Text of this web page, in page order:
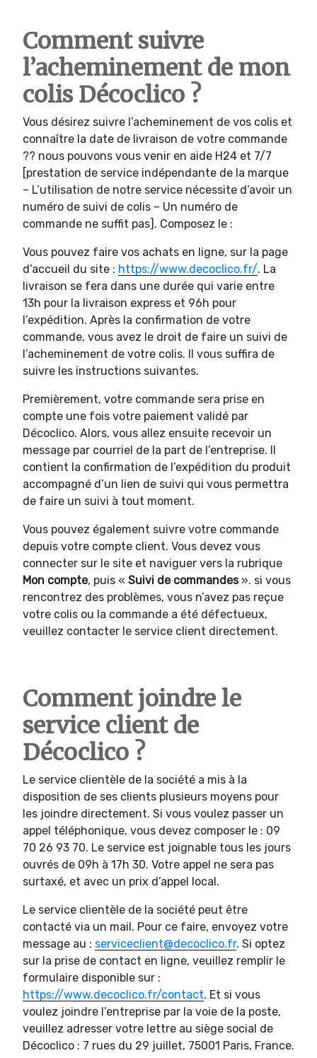
Comment suivre
l’acheminement de mon
colis Décoclico ?
Vous désirez suivre l’acheminement de vos colis et
connaître la date de livraison de votre commande
?? nous pouvons vous venir en aide H24 et 7/7
[prestation de service indépendante de la marque
– L’utilisation de notre service nécessite d’avoir un
numéro de suivi de colis – Un numéro de
commande ne suffit pas]. Composez le :
Vous pouvez faire vos achats en ligne, sur la page
d’accueil du site : https://www.decoclico.fr/. La
livraison se fera dans une durée qui varie entre
13h pour la livraison express et 96h pour
l’expédition. Après la confirmation de votre
commande, vous avez le droit de faire un suivi de
l’acheminement de votre colis. Il vous suffira de
suivre les instructions suivantes.
Premièrement, votre commande sera prise en
compte une fois votre paiement validé par
Décoclico. Alors, vous allez ensuite recevoir un
message par courriel de la part de l’entreprise. Il
contient la confirmation de l’expédition du produit
accompagné d’un lien de suivi qui vous permettra
de faire un suivi à tout moment.
Vous pouvez également suivre votre commande
depuis votre compte client. Vous devez vous
connecter sur le site et naviguer vers la rubrique
Mon compte, puis « Suivi de commandes». si vous
rencontrez des problèmes, vous n’avez pas reçue
votre colis ou la commande a été défectueux,
veuillez contacter le service client directement.
Comment joindre le
service client de
Décoclico ?
Le service clientèle de la société a mis à la
disposition de ses clients plusieurs moyens pour
les joindre directement. Si vous voulez passer un
appel téléphonique, vous devez composer le : 09
70 26 93 70. Le service est joignable tous les jours
ouvrés de 09h à 17h 30. Votre appel ne sera pas
surtaxé, et avec un prix d’appel local.
Le service clientèle de la société peut être
contacté via un mail. Pour ce faire, envoyez votre
message au : serviceclient@decoclico.fr. Si optez
sur la prise de contact en ligne, veuillez remplir le
formulaire disponible sur :
https://www.decoclico.fr/contact. Et si vous
voulez joindre l’entreprise par la voie de la poste,
veuillez adresser votre lettre au siège social de
Décoclico : 7 rues du 29 juillet, 75001 Paris, France.